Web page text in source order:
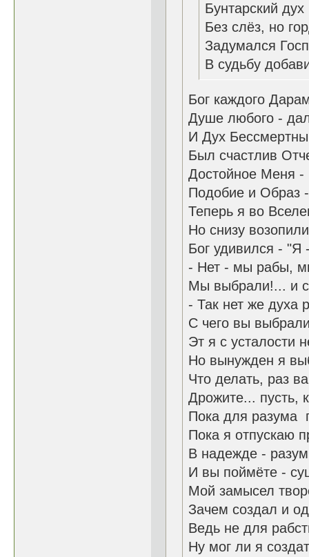
Бунтарский
Без слёз, но
Задумался
В судьбу
Бог каждого
Душе любого -
И Дух
Был счастлив
Достойное Меня -
Подобие и Образ
Теперь я во
Но снизу
Бог удивился -
- Нет - мы рабы,
Мы выбрали!... и
- Так нет же духа
С чего вы
Эт я с усталости
Но вынужден я
Что делать, раз
Дрожите... пусть,
Пока для разума
Пока я отпускаю
В надежде -
И вы поймёте -
Мой замысел
Зачем создал и
Ведь не для
Ну мог ли я